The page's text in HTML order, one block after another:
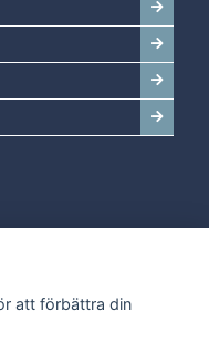
att förbättra din